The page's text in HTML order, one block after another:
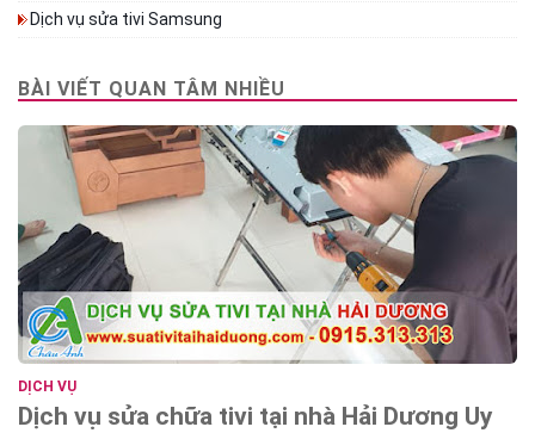
Dịch vụ sửa tivi Samsung
BÀI VIẾT QUAN TÂM NHIỀU
DỊCH VỤ
Dịch vụ sửa chữa tivi tại nhà Hải Dương Uy